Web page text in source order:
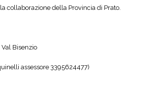
collaborazione della Provincia di Prato.
Bisenzio
assessore 3395624477)